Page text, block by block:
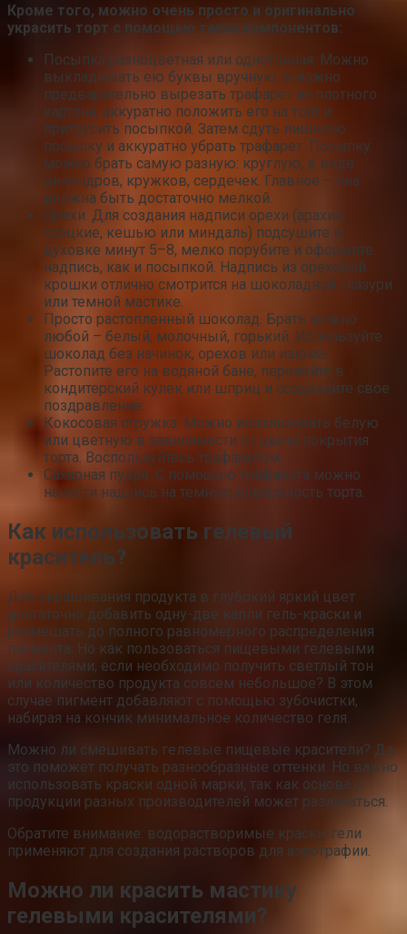
Кроме того, можно очень просто и оригинально
украсить торт с помощью таких компонентов:
Посыпка разноцветная или однотонная. Можно
выкладывать ею буквы вручную, а можно
предварительно вырезать трафарет из плотного
картона, аккуратно положить его на торт и
притрусить посыпкой. Затем сдуть лишнюю
посыпку и аккуратно убрать трафарет. Посыпку
можно брать самую разную: круглую, в виде
цилиндров, кружков, сердечек. Главное – она
должна быть достаточно мелкой.
Орехи. Для создания надписи орехи (арахис,
грецкие, кешью или миндаль) подсушите в
духовке минут 5–8, мелко порубите и оформите
надпись, как и посыпкой. Надпись из ореховой
крошки отлично смотрится на шоколадной глазури
или темной мастике.
Просто растопленный шоколад. Брать можно
любой – белый, молочный, горький. Используйте
шоколад без начинок, орехов или изюма.
Растопите его на водяной бане, перелейте в
кондитерский кулек или шприц и создавайте свое
поздравление.
Кокосовая стружка. Можно использовать белую
или цветную в зависимости от цвета покрытия
торта. Воспользуйтесь трафаретом.
Сахарная пудра. С помощью трафарета можно
нанести надпись на темную поверхность торта.
Как использовать гелевый
краситель?
Для окрашивания продукта в глубокий яркий цвет
достаточно добавить одну-две капли гель-краски и
размешать до полного равномерного распределения
пигмента. Но как пользоваться пищевыми гелевыми
красителями, если необходимо получить светлый тон
или количество продукта совсем небольшое? В этом
случае пигмент добавляют с помощью зубочистки,
набирая на кончик минимальное количество геля.
Можно ли смешивать гелевые пищевые красители? Да,
это поможет получать разнообразные оттенки. Но важно
использовать краски одной марки, так как основа у
продукции разных производителей может различаться.
Обратите внимание: водорастворимые краски-гели
применяют для создания растворов для аэрографии.
Можно ли красить мастику
гелевыми красителями?